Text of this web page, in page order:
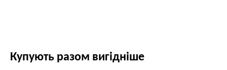
Купують разом вигідніше